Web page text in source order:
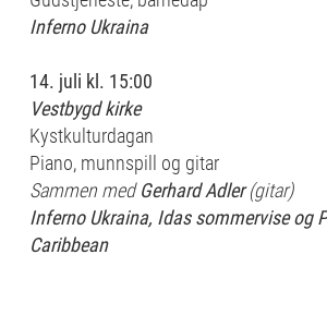
Inferno Ukraina
14. juli kl. 15:00
Vestbygd kirke
Kystkulturdagan
Piano, munnspill og gitar
Sammen medGerhard Adler(gitar)
Inferno Ukraina, Idas sommervise og
Caribbean